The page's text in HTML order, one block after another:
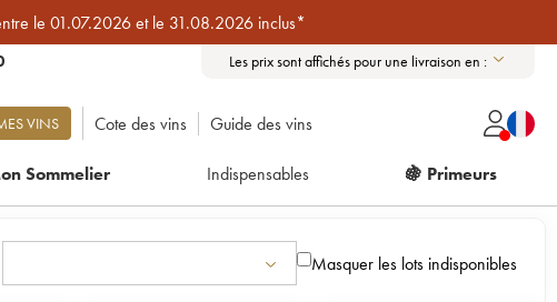
le 01.07.2026 et le 31.08.2026 inclus*
Les prix sont affichés pour une livraison en :
VINS Cote des vins Guide des vins
Sommelier Indispensables 🍇 Primeurs
Masquer les lots indisponibles